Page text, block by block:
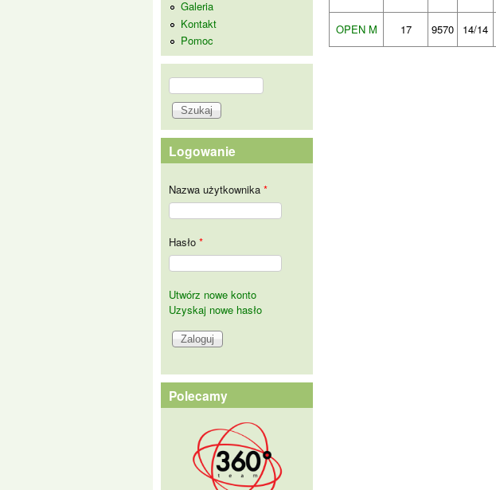
OPEN M
17 9570 14/14
Galeria
Kontakt
Pomoc
Formularz wyszukiwania
Szukaj
Logowanie
Nazwa użytkownika *
Hasło *
Utwórz nowe konto
Uzyskaj nowe hasło
Polecamy